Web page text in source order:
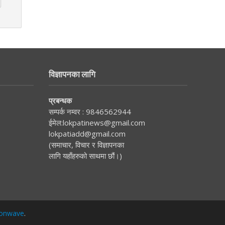
विज्ञापनका लागि
प्रबन्धक
सम्पर्क नम्वर : 9846562944
ईमेल:lokpatinews@gmail.com
lokpatiadd@gmail.com
(समाचार, विचार र विज्ञापनका
लागि यहाँहरुको साथमा छौं।)
.